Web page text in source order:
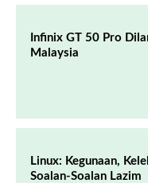
Infinix GT 50 Pro
Malaysia
Linux: Kegunaan,
Soalan-Soalan Lazim